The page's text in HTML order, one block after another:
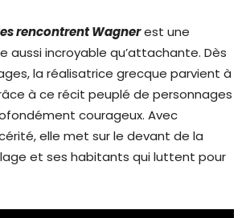
rencontrent Wagnerest une
aussi incroyable qu’attachante. Dès
la réalisatrice grecque parvient à
à ce récit peuplé de personnages
courageux. Avec
elle met sur le devant de la
et ses habitants qui luttent pour